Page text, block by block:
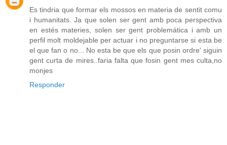
Es tindria que formar els mossos en materia de sentit comu
i humanitats. Ja que solen ser gent amb poca perspectiva
en estés materies, solen ser gent problemática i amb un
perfil molt moldejable per actuar i no preguntarse si esta be
el que fan o no... No esta be que els que posin ordre' siguin
gent curta de mires..faria falta que fosin gent mes culta,no
monjes
Responder